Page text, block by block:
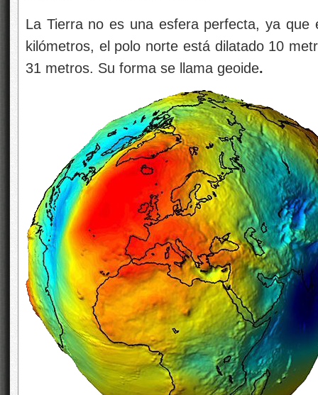
La Tierra no es una esfera perfecta, ya que
kilómetros, el polo norte está dilatado 10
31 metros. Su forma se llama geoide.